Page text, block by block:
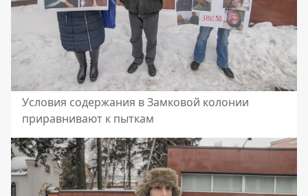
Условия содержания в Замковой колонии
приравнивают к пыткам